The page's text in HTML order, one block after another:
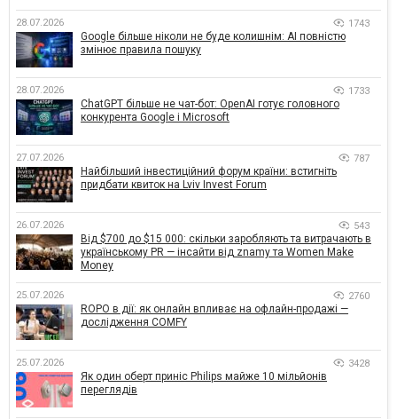
28.07.2026 1743
Google більше ніколи не буде колишнім: AI повністю
змінює правила пошуку
28.07.2026 1733
ChatGPT більше не чат-бот: OpenAI готує головного
конкурента Google і Microsoft
27.07.2026 787
Найбільший інвестиційний форум країни: встигніть
придбати квиток на Lviv Invest Forum
26.07.2026 543
Від $700 до $15 000: скільки заробляють та витрачають в
українському PR — інсайти від znamy та Women Make
Money
25.07.2026 2760
ROPO в дії: як онлайн впливає на офлайн-продажі —
дослідження COMFY
25.07.2026 3428
Як один оберт приніс Philips майже 10 мільйонів
переглядів